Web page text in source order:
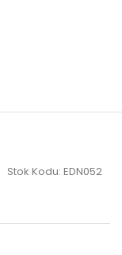
Stok Kodu: EDN052